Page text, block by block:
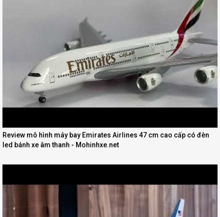
Review mô hình máy bay Emirates Airlines 47 cm cao cấp có đèn
led bánh xe âm thanh - Mohinhxe.net